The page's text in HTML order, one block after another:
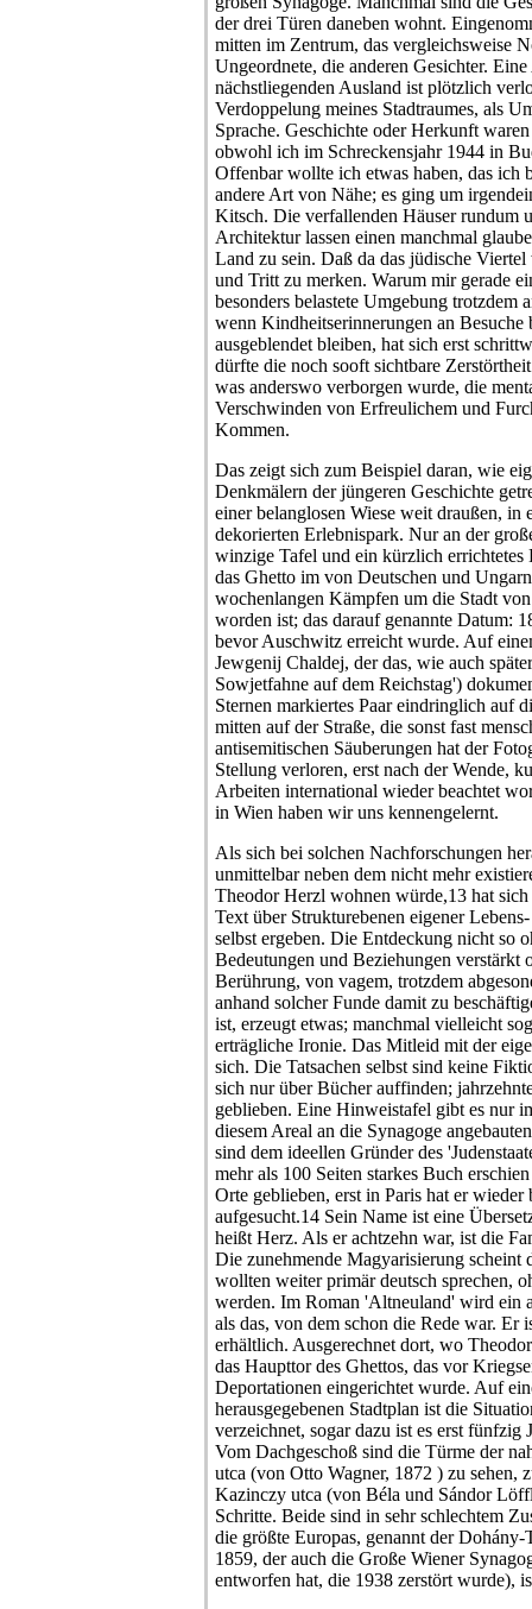
der drei Türen daneben wohnt.
mitten im Zentrum, das vergleichsweise
Ungeordnete, die anderen Gesichter.
nächstliegenden Ausland ist plötzlich
Verdoppelung meines Stadtraumes, als
Sprache. Geschichte oder Herkunft
obwohl ich im Schreckensjahr 1944 in
Offenbar wollte ich etwas haben, das ich
andere Art von Nähe; es ging um
Kitsch. Die verfallenden Häuser rundum
Architektur lassen einen manchmal
Land zu sein. Daß da das jüdische
und Tritt zu merken. Warum mir gerade
besonders belastete Umgebung trotzdem
wenn Kindheitserinnerungen an Besuche
ausgeblendet bleiben, hat sich erst
dürfte die noch sooft sichtbare
was anderswo verborgen wurde, die
Verschwinden von Erfreulichem und
Kommen.
Das zeigt sich zum Beispiel daran, wie
Denkmälern der jüngeren Geschichte
einer belanglosen Wiese weit draußen, in
dekorierten Erlebnispark. Nur an der
winzige Tafel und ein kürzlich
das Ghetto im von Deutschen und
wochenlangen Kämpfen um die Stadt
worden ist; das darauf genannte Datum:
bevor Auschwitz erreicht wurde. Auf
Jewgenij Chaldej, der das, wie auch
Sowjetfahne auf dem Reichstag')
Sternen markiertes Paar eindringlich auf
mitten auf der Straße, die sonst fast
antisemitischen Säuberungen hat der
Stellung verloren, erst nach der Wende,
Arbeiten international wieder beachtet
in Wien haben wir uns kennengelernt.
Als sich bei solchen Nachforschungen
unmittelbar neben dem nicht mehr
Theodor Herzl wohnen würde,13 hat
Text über Strukturebenen eigener
selbst ergeben. Die Entdeckung nicht so
Bedeutungen und Beziehungen verstärkt
Berührung, von vagem, trotzdem
anhand solcher Funde damit zu
ist, erzeugt etwas; manchmal vielleicht
erträgliche Ironie. Das Mitleid mit der
sich. Die Tatsachen selbst sind keine
sich nur über Bücher auffinden;
geblieben. Eine Hinweistafel gibt es nur
diesem Areal an die Synagoge
sind dem ideellen Gründer des
mehr als 100 Seiten starkes Buch
Orte geblieben, erst in Paris hat er wieder
aufgesucht.14 Sein Name ist eine
heißt Herz. Als er achtzehn war, ist die
Die zunehmende Magyarisierung scheint
wollten weiter primär deutsch sprechen,
werden. Im Roman 'Altneuland' wird ein
als das, von dem schon die Rede war. Er
erhältlich. Ausgerechnet dort, wo
das Haupttor des Ghettos, das vor
Deportationen eingerichtet wurde. Auf
herausgegebenen Stadtplan ist die
verzeichnet, sogar dazu ist es erst fünfzig
Vom Dachgeschoß sind die Türme der
utca (von Otto Wagner, 1872 ) zu sehen,
Kazinczy utca (von Béla und Sándor
Schritte. Beide sind in sehr schlechtem
die größte Europas, genannt der
1859, der auch die Große Wiener
entworfen hat, die 1938 zerstört wurde),